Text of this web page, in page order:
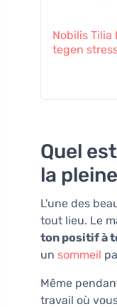
Nobilis
tegen
Quel
la
L'une des
tout lieu. Le
ton positif à
un sommeil
Même
travail où